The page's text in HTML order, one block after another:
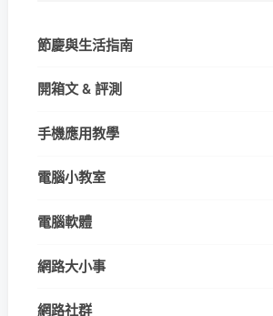
節慶與生活指南
開箱文 & 評測
手機應用教學
電腦小教室
電腦軟體
網路大小事
網路社群